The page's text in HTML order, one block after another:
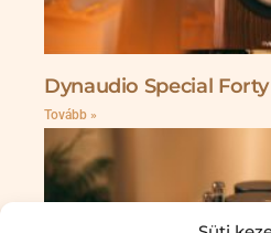
Dynaudio Special
Tovább »